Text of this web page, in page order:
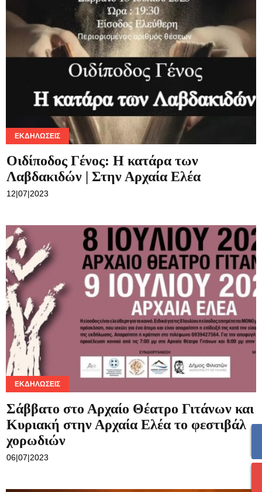
ΕΚΔΗΛΏΣΕΙΣ
Οιδίποδος Γένος: Η κατάρα των
Λαβδακιδών | Στην Αρχαία Ελέα
12|07|2023
ΕΚΔΗΛΏΣΕΙΣ
Σάββατο στο Αρχαίο Θέατρο Γιτάνων και
Κυριακή στην Αρχαία Ελέα το φεστιβάλ
χορωδιών
06|07|2023